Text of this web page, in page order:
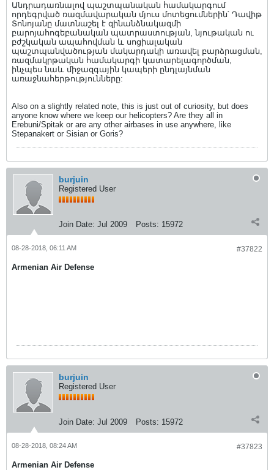
Անդրադառնալով պաշտպանական համակարգում
որդեգրված ռազմավարական մյուս մոտեցումներին՝ Դավիթ
Տոնոյանը մատնաշել է զինանձնակազմի
բարոյահոգեբանական պատրաստության, նյութական ու
բժշկական ապահովման և սոցիալական
պաշտպանվածության մակարդակի առավել բարձրացման,
ռազմակրթական համակարգի կատարելագործման,
ինչպես նաև միջազգային կապերի ընդլայնման
առաջնահերթությունները:
Also on a slightly related note, this is just out of curiosity, but does
anyone know where we keep our helicopters? Are they all in
Erebuni/Spitak or are any other airbases in use anywhere, like
Stepanakert or Sisian or Goris?
burjuin
Registered User
Join Date: Jul 2009 Posts: 15972
#37822
08-28-2018, 06:11 AM
Armenian Air Defense
burjuin
Registered User
Join Date: Jul 2009 Posts: 15972
#37823
08-28-2018, 08:24 AM
Armenian Air Defense